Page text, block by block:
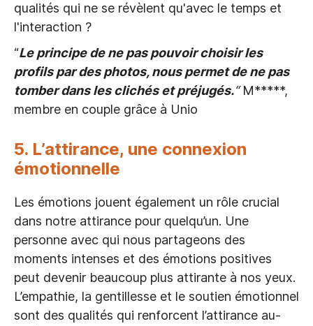
qualités qui ne se révèlent qu'avec le temps et
l'interaction ?
“Le principe de ne pas pouvoir choisir les
profils par des photos, nous permet de ne pas
tomber dans les clichés et préjugés.“M*****,
membre en couple grâce à Unio
5. L’attirance, une connexion
émotionnelle
Les émotions jouent également un rôle crucial
dans notre attirance pour quelqu’un. Une
personne avec qui nous partageons des
moments intenses et des émotions positives
peut devenir beaucoup plus attirante à nos yeux.
L’empathie, la gentillesse et le soutien émotionnel
sont des qualités qui renforcent l’attirance au-